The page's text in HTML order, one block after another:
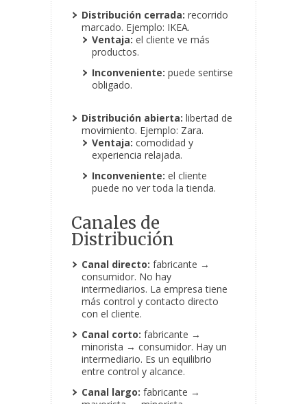
Distribución cerrada: recorrido
marcado. Ejemplo: IKEA.
Ventaja: el cliente ve más
productos.
Inconveniente: puede sentirse
obligado.
Distribución abierta: libertad de
movimiento. Ejemplo: Zara.
Ventaja: comodidad y
experiencia relajada.
Inconveniente: el cliente
puede no ver toda la tienda.
Canales de
Distribución
Canal directo: fabricante →
consumidor. No hay
intermediarios. La empresa tiene
más control y contacto directo
con el cliente.
Canal corto: fabricante →
minorista → consumidor. Hay un
intermediario. Es un equilibrio
entre control y alcance.
Canal largo: fabricante →